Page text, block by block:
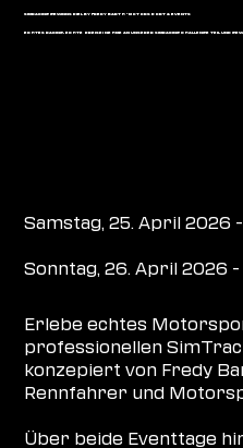
SIMRACING GEWINNSPIEL BY FREDY BARTH - MOTORSPORT & EVENTS
ECHTES RACING, ECHTE PREISE! NEHME AN UNSERER SIMRACING CHALLENGE TEIL UND
Samstag, 25. April 2026
Sonntag, 26. April 2026
Erlebe echtes
professionellen
konzepiert von Fredy
Rennfahrer und
Über beide Eventtage